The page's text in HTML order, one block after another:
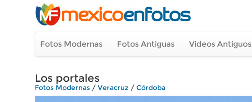
Fotos Modernas Fotos Antiguas Videos Antiguos
Los portales
Fotos Modernas / Veracruz / Córdoba